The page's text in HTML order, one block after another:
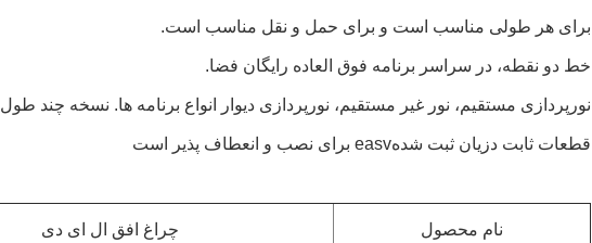
برای هر طولی مناسب است و برای حمل و نقل مناسب است.
خط دو نقطه، در سراسر برنامه فوق العاده رایگان فضا.
نورپردازی مستقیم، نور غیر مستقیم، نورپردازی دیوار انواع برنامه ها. نسخه چند طول 5M/12M/25M.
قطعات ثابت دزیان ثبت شدهeasv برای نصب و انعطاف پذیر است
نام محصول چراغ افق ال ای دی